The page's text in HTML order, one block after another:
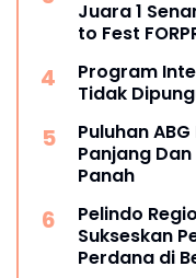
Juara 1 Senam Kreasi Umum IOSKI Road
to Fest
Program
Tidak
Puluhan
Panjang
Panah
Pelindo
Sukseskan
Perdana di